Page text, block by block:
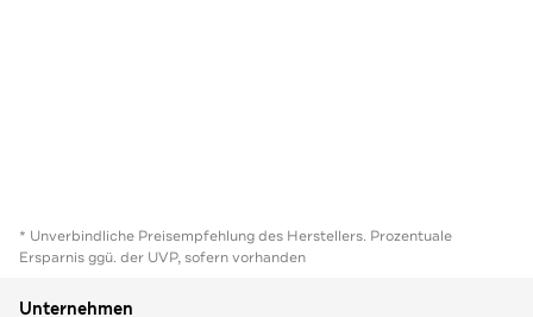
* Unverbindliche Preisempfehlung des Herstellers. Prozentuale
Ersparnis ggü. der UVP, sofern vorhanden
Unternehmen